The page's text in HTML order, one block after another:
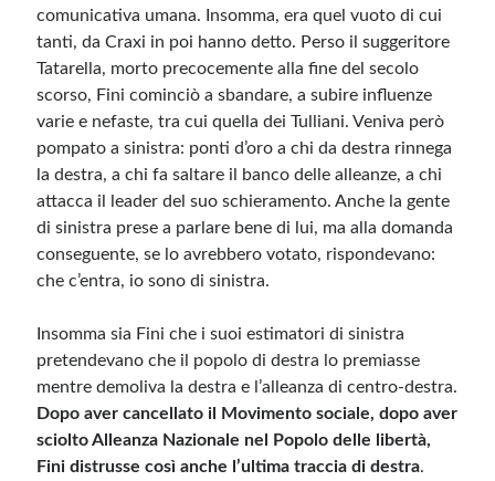
comunicativa umana. Insomma, era quel vuoto di cui
tanti, da Craxi in poi hanno detto. Perso il suggeritore
Tatarella, morto precocemente alla fine del secolo
scorso, Fini cominciò a sbandare, a subire influenze
varie e nefaste, tra cui quella dei Tulliani. Veniva però
pompato a sinistra: ponti d’oro a chi da destra rinnega
la destra, a chi fa saltare il banco delle alleanze, a chi
attacca il leader del suo schieramento. Anche la gente
di sinistra prese a parlare bene di lui, ma alla domanda
conseguente, se lo avrebbero votato, rispondevano:
che c’entra, io sono di sinistra.
Insomma sia Fini che i suoi estimatori di sinistra
pretendevano che il popolo di destra lo premiasse
mentre demoliva la destra e l’alleanza di centro-destra.
Dopo aver cancellato il Movimento sociale, dopo aver
sciolto Alleanza Nazionale nel Popolo delle libertà,
Fini distrusse così anche l’ultima traccia di destra.